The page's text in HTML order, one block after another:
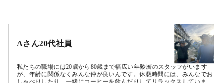
Aさん20代社員
私たちの職場には20歳から80歳まで幅広い年齢層のスタッフがいます
が、年齢に関係なくみんな仲が良いんです。休憩時間には、みんなでお
しゃべりしたり、一緒にコーヒーを飲んだりしてリラックスしていま